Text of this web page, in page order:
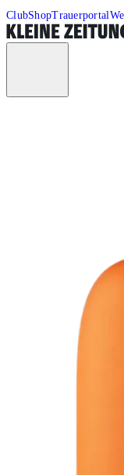
ClubShopTrauerportal